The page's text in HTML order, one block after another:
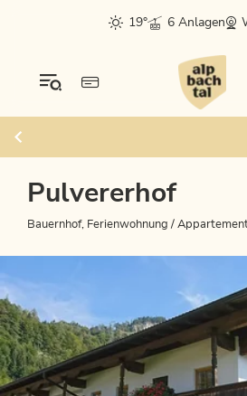
19° 6 Anlagen
Pulvererhof
Bauernhof, Ferienwohnung /